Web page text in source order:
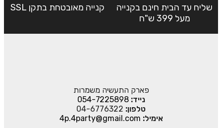
שליח עד הבית חינם בקנייה
מעל 399 ש"ח
קנייה מאובטחת בתקן SSL
פארק התעשיה משמרות
נייד:054-7225898
טלפון: 04-6776322
אימיל: 4p.4party@gmail.com